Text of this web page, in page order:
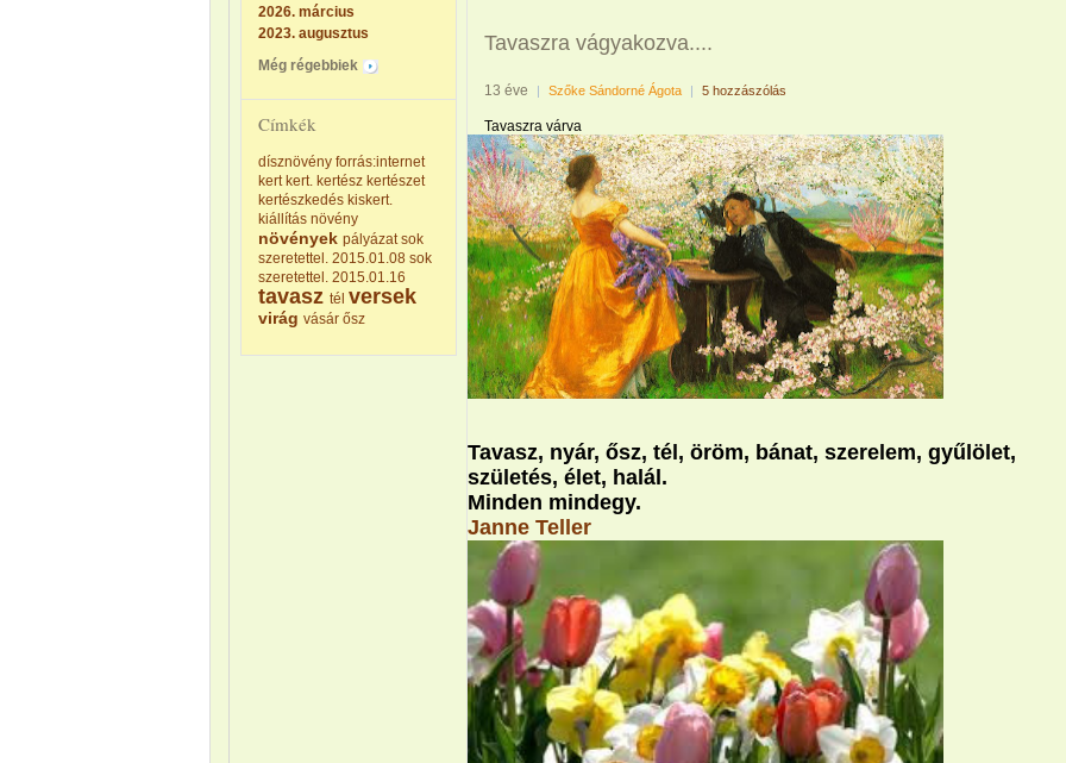
2026. március
2023. augusztus
Még régebbiek
Címkék
dísznövény forrás:internet
kert kert. kertész kertészet
kertészkedés kiskert.
kiállítás növény
növények pályázat sok
szeretettel. 2015.01.08 sok
szeretettel. 2015.01.16
tavasz tél versek
virág vásár ősz
Tavaszra vágyakozva....
13 éve | Szőke Sándorné Ágota | 5 hozzászólás
Tavaszra várva
Tavasz, nyár, ősz, tél, öröm, bánat, szerelem, gyűlölet,
születés, élet, halál.
Minden mindegy.
Janne Teller